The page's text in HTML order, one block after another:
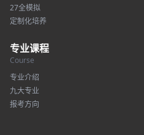
27全模拟
定制化培养
专业课程
Course
专业介绍
九大专业
报考方向